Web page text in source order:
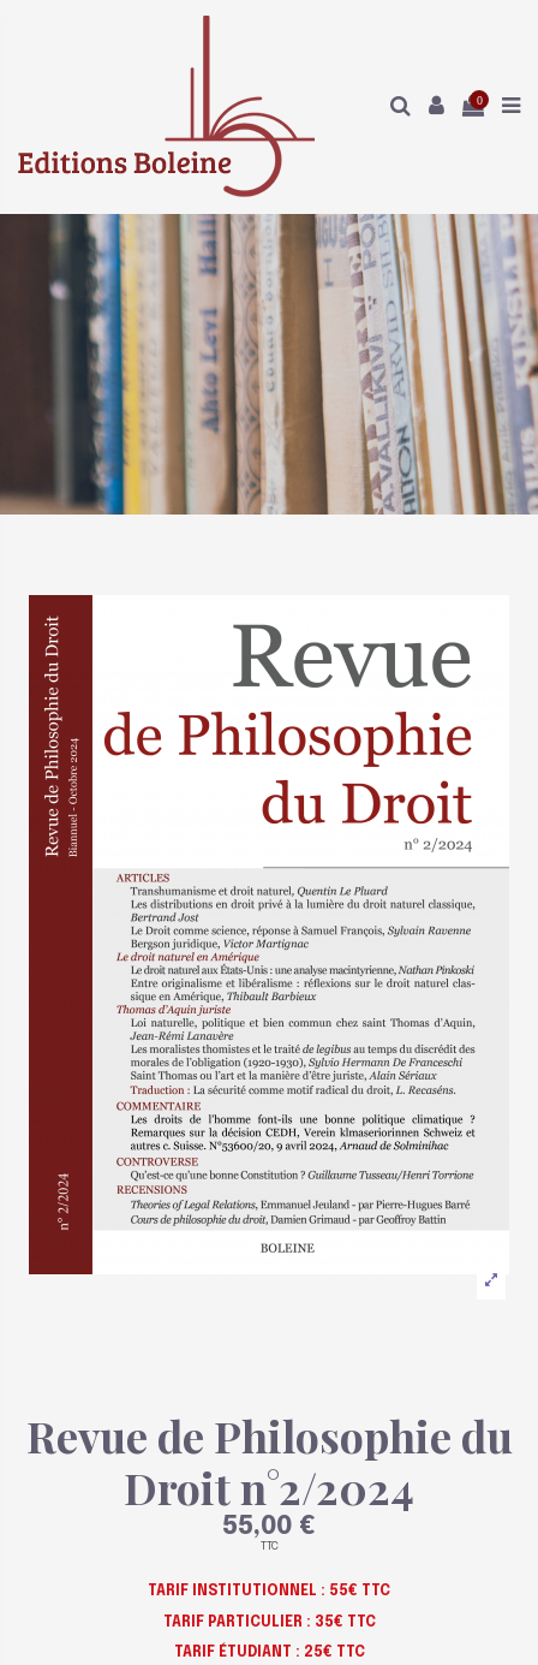
0
Revue de Philosophie du
Droit n°2/2024
55,00 €
TTC
TARIF INSTITUTIONNEL : 55€ TTC
TARIF PARTICULIER : 35€ TTC
TARIF ÉTUDIANT : 25€ TTC